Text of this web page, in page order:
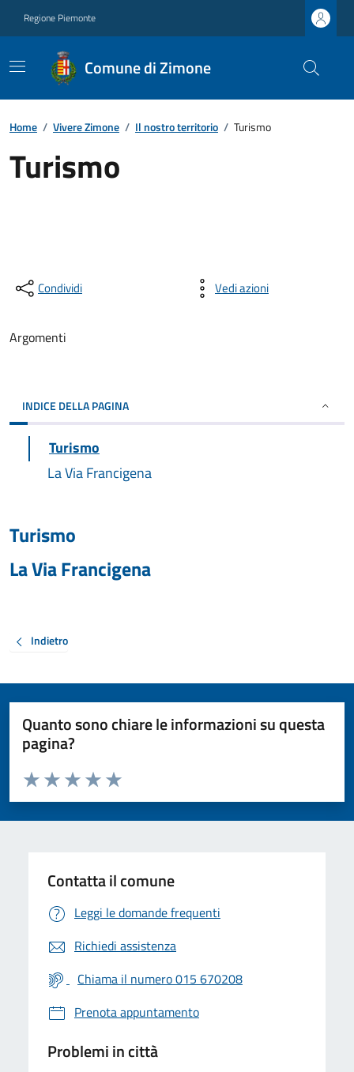
Regione Piemonte
Comune di Zimone
Home / Vivere Zimone / Il nostro territorio / Turismo
Turismo
Condividi Vedi azioni
Argomenti
INDICE DELLA PAGINA
Turismo
La Via Francigena
Turismo
La Via Francigena
Indietro
Quanto sono chiare le informazioni su questa
pagina?
Valuta da 1 a 5 stelle la pagina
Valuta 5 stelle su 5
Valuta 4 stelle su 5
Valuta 3 stelle su 5
Valuta 2 stelle su 5
Valuta 1 stelle su 5
Contatta il comune
Leggi le domande frequenti
Richiedi assistenza
Chiama il numero 015 670208
Prenota appuntamento
Problemi in città